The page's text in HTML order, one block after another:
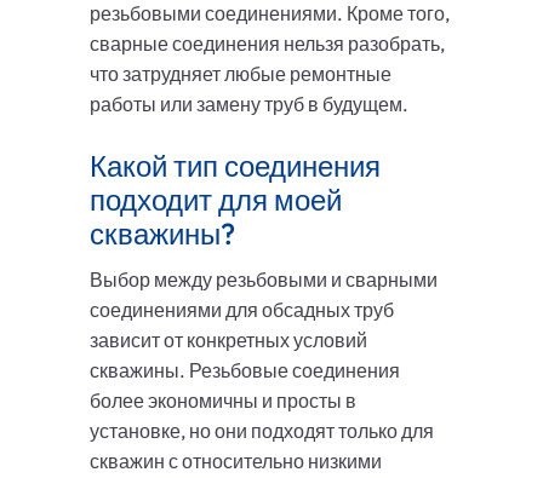
резьбовыми соединениями. Кроме того,
сварные соединения нельзя разобрать,
что затрудняет любые ремонтные
работы или замену труб в будущем.
Какой тип соединения
подходит для моей
скважины?
Выбор между резьбовыми и сварными
соединениями для обсадных труб
зависит от конкретных условий
скважины. Резьбовые соединения
более экономичны и просты в
установке, но они подходят только для
скважин с относительно низкими